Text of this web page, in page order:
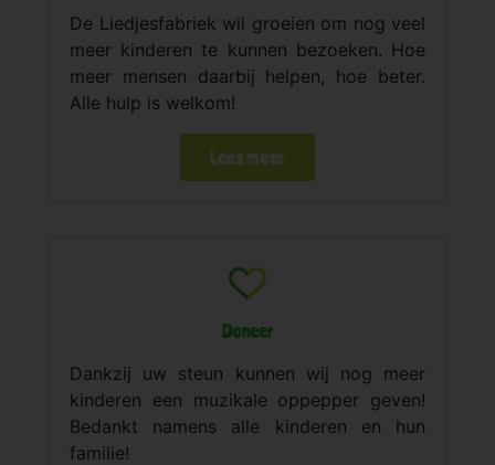
De Liedjesfabriek wil groeien om nog veel
meer kinderen te kunnen bezoeken. Hoe
meer mensen daarbij helpen, hoe beter.
Alle hulp is welkom!
Lees meer
Doneer
Dankzij uw steun kunnen wij nog meer
kinderen een muzikale oppepper geven!
Bedankt namens alle kinderen en hun
familie!